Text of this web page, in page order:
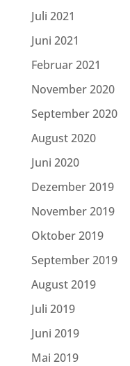
Juli 2021
Juni 2021
Februar 2021
November 2020
September 2020
August 2020
Juni 2020
Dezember 2019
November 2019
Oktober 2019
September 2019
August 2019
Juli 2019
Juni 2019
Mai 2019